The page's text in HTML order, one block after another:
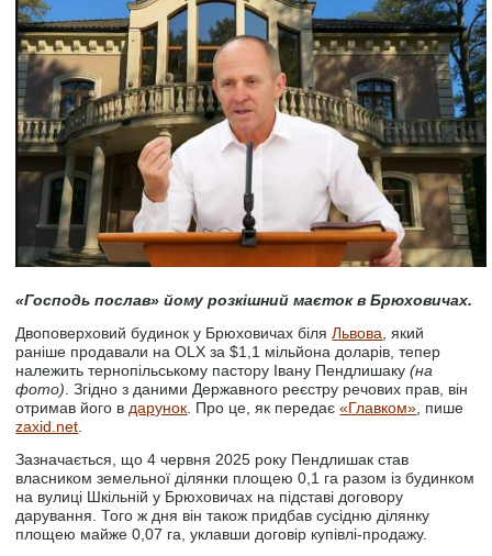
«Господь послав» йому розкішний маєток в Брюховичах.
Двоповерховий будинок у Брюховичах біляЛьвова , який
раніше продавали на OLX за $1,1 мільйона доларів, тепер
належить тернопільському пастору Івану Пендлишаку(на
фото) . Згідно з даними Державного реєстру речових прав, він
отримав його в дарунок . Про це, як передає«Главком» , пише
zaxid.net
Зазначається, що 4 червня 2025 року Пендлишак став
власником земельної ділянки площею 0,1 га разом із будинком
на вулиці Шкільній у Брюховичах на підставі договору
дарування. Того ж дня він також придбав сусідню ділянку
площею майже 0,07 га, уклавши договір купівлі-продажу.